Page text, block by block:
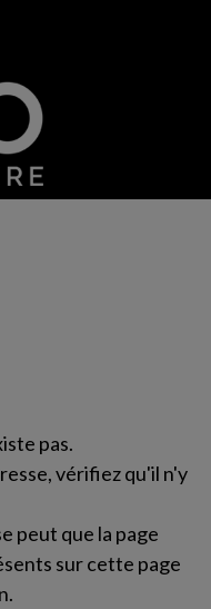
pas.
vérifiez qu'il n'y
peut que la page
sur cette page